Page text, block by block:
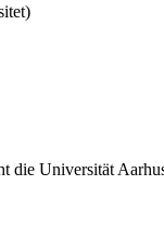
die Universität